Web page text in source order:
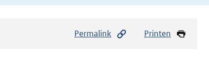
Permalink Printen